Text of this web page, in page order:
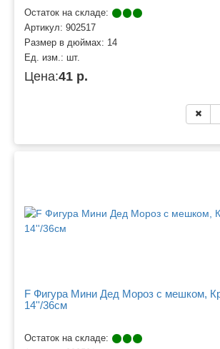
Остаток на складе:
Артикул: 902517
Размер в дюймах: 14
Ед. изм.: шт.
Цена:41 р.
F Фигура Мини Дед Мороз с мешком,
14''/36см
Остаток на складе: